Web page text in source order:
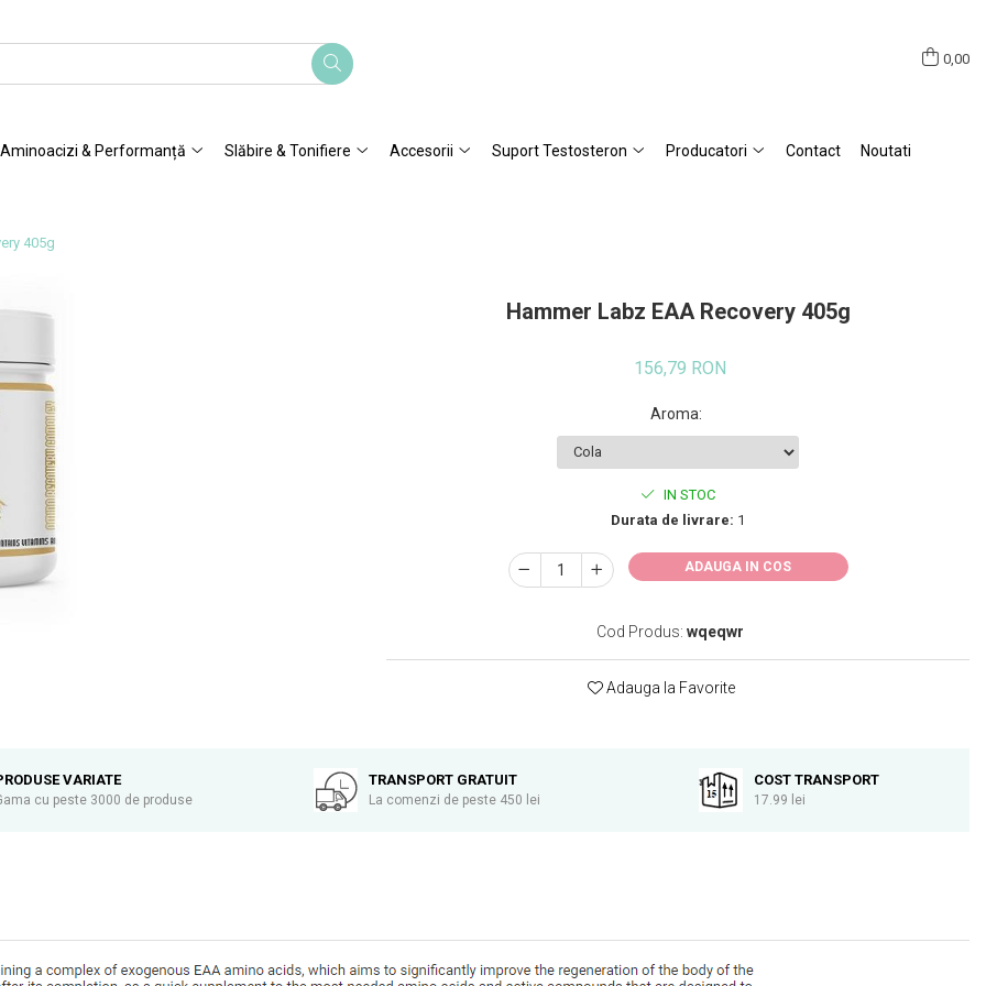
0,00
Aminoacizi & Performanță Slăbire & Tonifiere Accesorii Suport Testosteron Producatori Contact Noutati
405g
Hammer Labz EAA Recovery 405g
156,79 RON
Aroma:
IN STOC
Durata de livrare: 1
ADAUGA IN COS
Cod Produs: wqeqwr
Adauga la Favorite
VARIATE
cu peste 3000 de produse
TRANSPORT GRATUIT
La comenzi de peste 450 lei
COST TRANSPORT
17.99 lei